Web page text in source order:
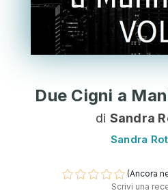
Due Cigni a
di Sandra
Sandra
(Ancora
Scrivi una